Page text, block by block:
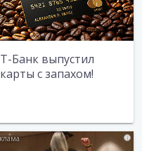
Т-Банк выпустил
карты с запахом!
i